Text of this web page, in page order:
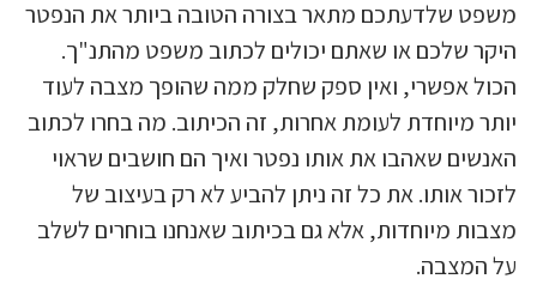
משפט שלדעתכם מתאר בצורה הטובה ביותר את הנפטר
היקר שלכם או שאתם יכולים לכתוב משפט מהתנ"ך.
הכול אפשרי, ואין ספק שחלק ממה שהופך מצבה לעוד
יותר מיוחדת לעומת אחרות, זה הכיתוב. מה בחרו לכתוב
האנשים שאהבו את אותו נפטר ואיך הם חושבים שראוי
לזכור אותו. את כל זה ניתן להביע לא רק בעיצוב של
מצבות מיוחדות, אלא גם בכיתוב שאנחנו בוחרים לשלב
על המצבה.